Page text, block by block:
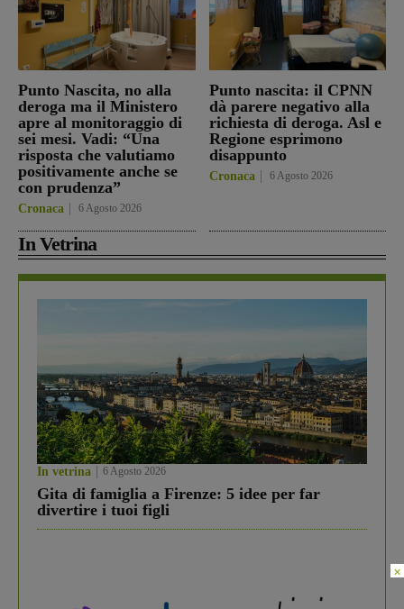
Punto Nascita, no alla
deroga ma il Ministero
apre al monitoraggio di
sei mesi. Vadi: “Una
risposta che valutiamo
positivamente anche se
con prudenza”
Cronaca 6 Agosto 2026
Punto nascita: il CPNN
dà parere negativo alla
richiesta di deroga. Asl e
Regione esprimono
disappunto
Cronaca 6 Agosto 2026
In Vetrina
In vetrina 6 Agosto 2026
Gita di famiglia a Firenze: 5 idee per far
divertire i tuoi figli
×